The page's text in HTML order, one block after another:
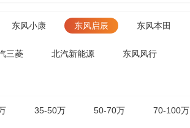
东风小康 东风启辰 东风本田
三菱 北汽新能源 东风风行
35-50万 50-70万 70-100万